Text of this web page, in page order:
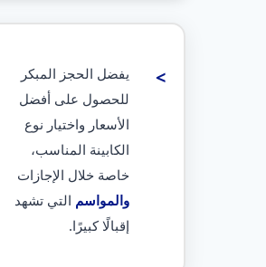
يفضل الحجز المبكر
للحصول على أفضل
الأسعار واختيار نوع
الكابينة المناسب،
خاصة خلال الإجازات
والمواسم التي تشهد
إقبالًا كبيرًا.